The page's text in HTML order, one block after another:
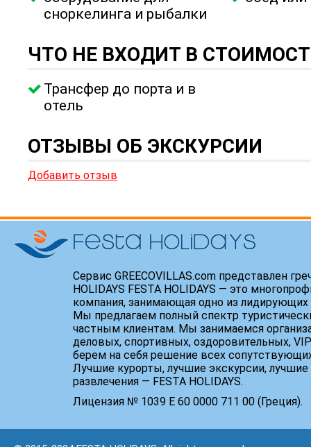
сноркелинга и рыбалки
ЧТО НЕ ВХОДИТ В
Трансфер до порта и в
отель
ОТЗЫВЫ ОБ ЭКСКУРСИИ
Добавить отзыв
Сервис GREECOVILLAS.com представлен
HOLIDAYS FESTA HOLIDAYS — это
компания, занимающая одно из
Мы предлагаем полный спектр
частным клиентам. Мы занимаемся
деловых, спортивных, оздоровительных,
берем на себя решение всех
Лучшие курорты, лучшие экскурсии, лучшие
развлечения — FESTA HOLIDAYS.
Лицензия № 1039 Е 60 0000 711 00 (Греция).